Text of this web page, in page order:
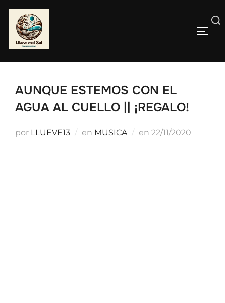
contenido
Buscar:
AUNQUE ESTEMOS CON EL
AGUA AL CUELLO || ¡REGALO!
por LLUEVE13 en MUSICA en Publicado
22/11/2020